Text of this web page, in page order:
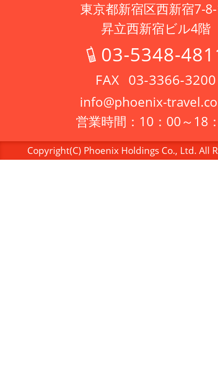
東京都新宿区西新宿7-
昇立西新宿ビル4階
03-5348-
03-3366-3200
info@phoenix-
営業時間：10：00～18
Copyright(C) Phoenix Holdings Co., Ltd. All